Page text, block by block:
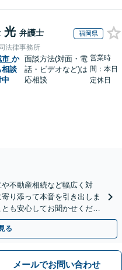
光 弁護士 福岡県
法律事務所
市 か
相談
中
面談方法(対面・電
話・ビデオなど)は
応相談
営業時
間：本日
定休日
や不動産相続など幅広く対
り添って本音を引き出しま
も安心してお聞かせくださ
】
る
メールでお問い合わせ